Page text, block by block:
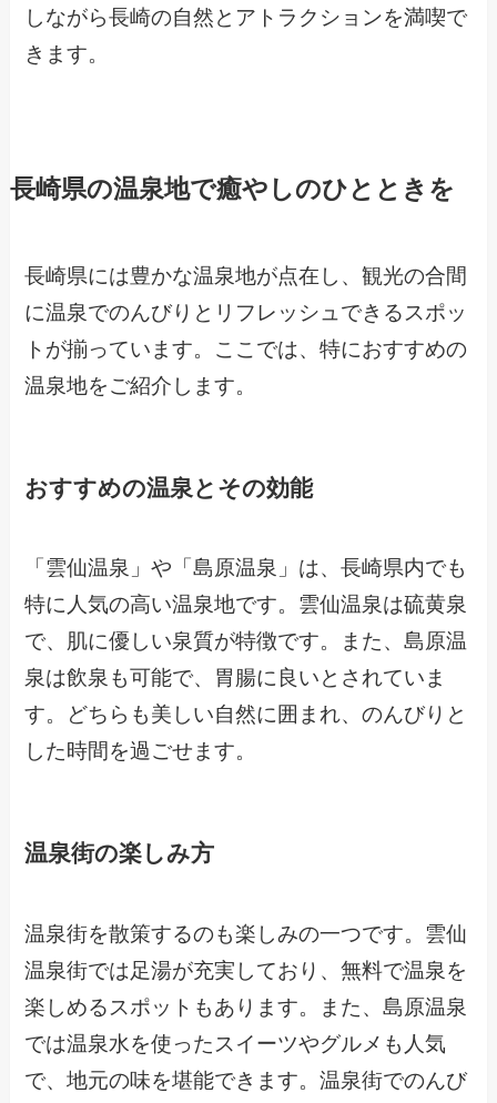
しながら長崎の自然とアトラクションを満喫で
きます。
長崎県の温泉地で癒やしのひとときを
長崎県には豊かな温泉地が点在し、観光の合間
に温泉でのんびりとリフレッシュできるスポッ
トが揃っています。ここでは、特におすすめの
温泉地をご紹介します。
おすすめの温泉とその効能
「雲仙温泉」や「島原温泉」は、長崎県内でも
特に人気の高い温泉地です。雲仙温泉は硫黄泉
で、肌に優しい泉質が特徴です。また、島原温
泉は飲泉も可能で、胃腸に良いとされていま
す。どちらも美しい自然に囲まれ、のんびりと
した時間を過ごせます。
温泉街の楽しみ方
温泉街を散策するのも楽しみの一つです。雲仙
温泉街では足湯が充実しており、無料で温泉を
楽しめるスポットもあります。また、島原温泉
では温泉水を使ったスイーツやグルメも人気
で、地元の味を堪能できます。温泉街でのんび